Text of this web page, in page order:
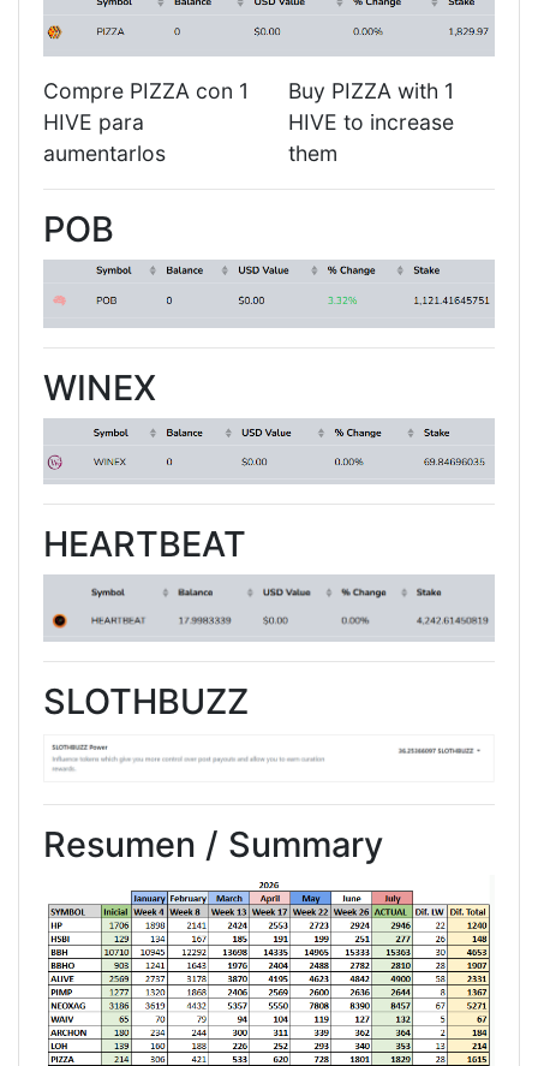
Compre PIZZA con 1
HIVE para
aumentarlos
Buy PIZZA with 1
HIVE to increase
them
POB
WINEX
HEARTBEAT
SLOTHBUZZ
Resumen / Summary